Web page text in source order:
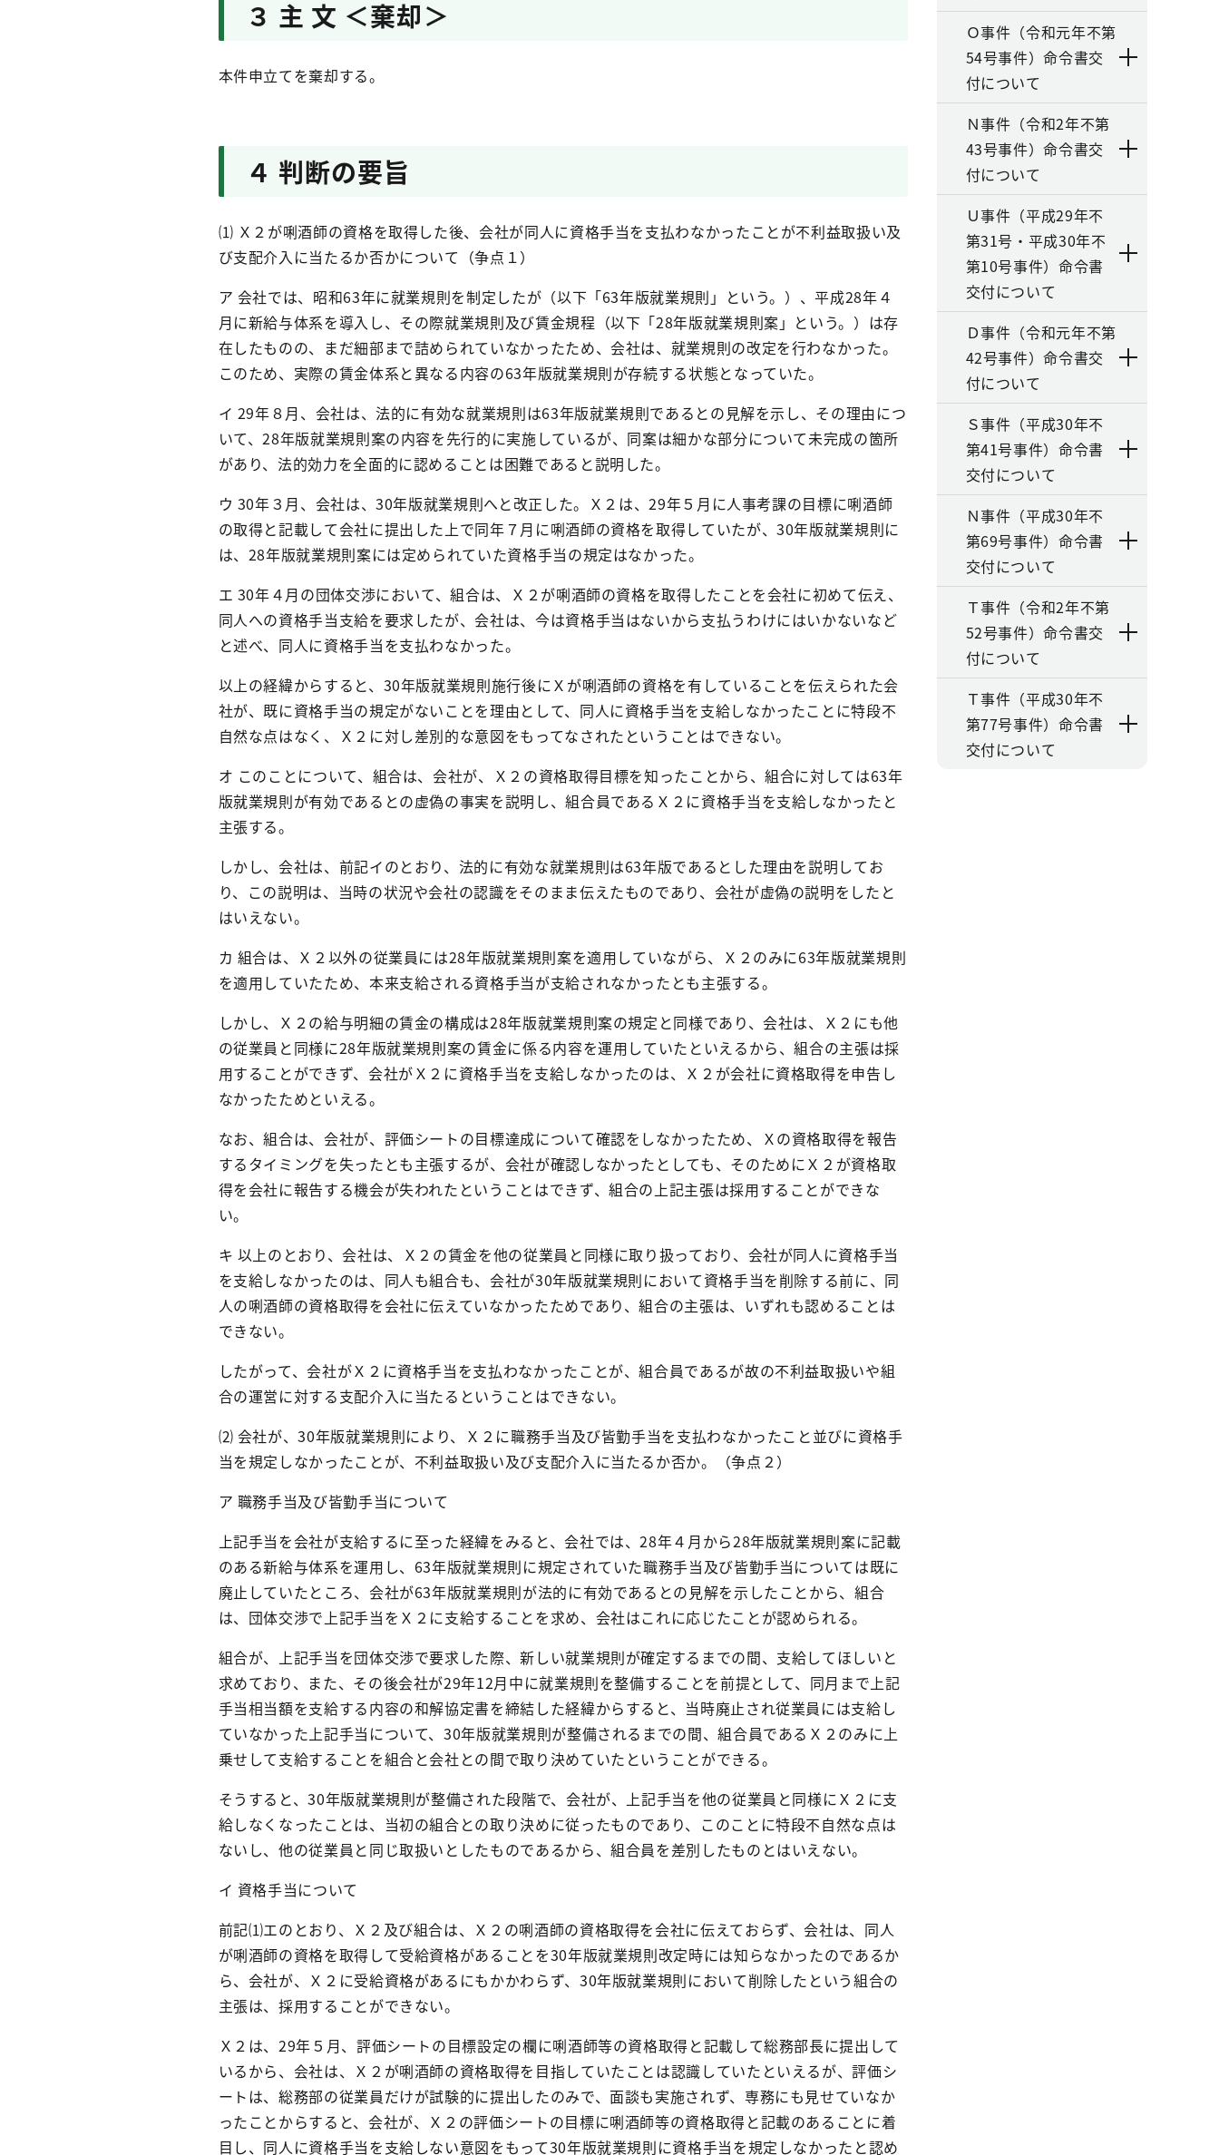
３ 主 文 ＜棄却＞
本件申立てを棄却する。
４ 判断の要旨
⑴ Ｘ２が唎酒師の資格を取得した後、会社が同人に資格手当を支払わなかったことが不利益取扱い及
び支配介入に当たるか否かについて（争点１）
ア 会社では、昭和63年に就業規則を制定したが（以下「63年版就業規則」という。）、平成28年４
月に新給与体系を導入し、その際就業規則及び賃金規程（以下「28年版就業規則案」という。）は存
在したものの、まだ細部まで詰められていなかったため、会社は、就業規則の改定を行わなかった。
このため、実際の賃金体系と異なる内容の63年版就業規則が存続する状態となっていた。
イ 29年８月、会社は、法的に有効な就業規則は63年版就業規則であるとの見解を示し、その理由につ
いて、28年版就業規則案の内容を先行的に実施しているが、同案は細かな部分について未完成の箇所
があり、法的効力を全面的に認めることは困難であると説明した。
ウ 30年３月、会社は、30年版就業規則へと改正した。Ｘ２は、29年５月に人事考課の目標に唎酒師
の取得と記載して会社に提出した上で同年７月に唎酒師の資格を取得していたが、30年版就業規則に
は、 28年版就業規則案には定められていた資格手当の規定はなかった。
エ 30年４月の団体交渉において、組合は、Ｘ２が唎酒師の資格を取得したことを会社に初めて伝え、
同人への資格手当支給を要求したが、会社は、今は資格手当はないから支払うわけにはいかないなど
と述べ、同人に資格手当を支払わなかった。
以上の経緯からすると、 30年版就業規則施行後にＸが唎酒師の資格を有していることを伝えられた会
社が、既に資格手当の規定がないことを理由として、同人に資格手当を支給しなかったことに特段不
自然な点はなく、Ｘ２に対し差別的な意図をもってなされたということはできない。
オ このことについて、組合は、会社が、Ｘ２の資格取得目標を知ったことから、組合に対しては63年
版就業規則が有効であるとの虚偽の事実を説明し、組合員であるＸ２に資格手当を支給しなかったと
主張する。
しかし、会社は、前記イのとおり、法的に有効な就業規則は63年版であるとした理由を説明してお
り、この説明は、当時の状況や会社の認識をそのまま伝えたものであり、会社が虚偽の説明をしたと
はいえない。
カ 組合は、Ｘ２以外の従業員には28年版就業規則案を適用していながら、Ｘ２のみに63年版就業規則
を適用していたため、本来支給される資格手当が支給されなかったとも主張する。
しかし、Ｘ２の給与明細の賃金の構成は28年版就業規則案の規定と同様であり、会社は、Ｘ２にも他
の従業員と同様に28年版就業規則案の賃金に係る内容を運用していたといえるから、組合の主張は採
用することができず、会社がＸ２に資格手当を支給しなかったのは、Ｘ２が会社に資格取得を申告し
なかったためといえる。
なお、組合は、会社が、評価シートの目標達成について確認をしなかったため、Ｘの資格取得を報告
するタイミングを失ったとも主張するが、会社が確認しなかったとしても、そのためにＸ２が資格取
得を会社に報告する機会が失われたということはできず、組合の上記主張は採用することができな
い。
キ 以上のとおり、会社は、Ｘ２の賃金を他の従業員と同様に取り扱っており、会社が同人に資格手当
を支給しなかったのは、同人も組合も、会社が30年版就業規則において資格手当を削除する前に、同
人の唎酒師の資格取得を会社に伝えていなかったためであり、組合の主張は、いずれも認めることは
できない。
したがって、会社がＸ２に資格手当を支払わなかったことが、組合員であるが故の不利益取扱いや組
合の運営に対する支配介入に当たるということはできない。
⑵ 会社が、30年版就業規則により、Ｘ２に職務手当及び皆勤手当を支払わなかったこと並びに資格手
当を規定しなかったことが、不利益取扱い及び支配介入に当たるか否か。（争点２）
ア 職務手当及び皆勤手当について
上記手当を会社が支給するに至った経緯をみると、会社では、28年４月から28年版就業規則案に記載
のある新給与体系を運用し、 63年版就業規則に規定されていた職務手当及び皆勤手当については既に
廃止していたところ、会社が63年版就業規則が法的に有効であるとの見解を示したことから、組合
は、団体交渉で上記手当をＸ２に支給することを求め、会社はこれに応じたことが認められる。
組合が、上記手当を団体交渉で要求した際、新しい就業規則が確定するまでの間、支給してほしいと
求めており、また、その後会社が29年12月中に就業規則を整備することを前提として、同月まで上記
手当相当額を支給する内容の和解協定書を締結した経緯からすると、当時廃止され従業員には支給し
ていなかった上記手当について、30年版就業規則が整備されるまでの間、組合員であるＸ２のみに上
乗せして支給することを組合と会社との間で取り決めていたということができる。
そうすると、30年版就業規則が整備された段階で、会社が、上記手当を他の従業員と同様にＸ２に支
給しなくなったことは、当初の組合との取り決めに従ったものであり、このことに特段不自然な点は
ないし、他の従業員と同じ取扱いとしたものであるから、組合員を差別したものとはいえない。
イ 資格手当について
前記⑴エのとおり、Ｘ２及び組合は、Ｘ２の唎酒師の資格取得を会社に伝えておらず、会社は、同人
が唎酒師の資格を取得して受給資格があることを30年版就業規則改定時には知らなかったのであるか
ら、会社が、Ｘ２に受給資格があるにもかかわらず、 30年版就業規則において削除したという組合の
主張は、採用することができない。
Ｘ２は、29年５月、評価シートの目標設定の欄に唎酒師等の資格取得と記載して総務部長に提出して
いるから、会社は、Ｘ２が唎酒師の資格取得を目指していたことは認識していたといえるが、評価シ
ートは、総務部の従業員だけが試験的に提出したのみで、面談も実施されず、専務にも見せていなか
ったことからすると、会社が、Ｘ２の評価シートの目標に唎酒師等の資格取得と記載のあることに着
目し、同人に資格手当を支給しない意図をもって30年版就業規則に資格手当を規定しなかったと認め
Ｏ事件（令和元年不第
54号事件）命令書交
付について
Ｎ事件（令和2年不第
43号事件）命令書交
付について
Ｕ事件（平成29年不
第31号・平成30年不
第10号事件）命令書
交付について
Ｄ事件（令和元年不第
42号事件）命令書交
付について
Ｓ事件（平成30年不
第41号事件）命令書
交付について
Ｎ事件（平成30年不
第69号事件）命令書
交付について
Ｔ事件（令和2年不第
52号事件）命令書交
付について
Ｔ事件（平成30年不
第77号事件）命令書
交付について